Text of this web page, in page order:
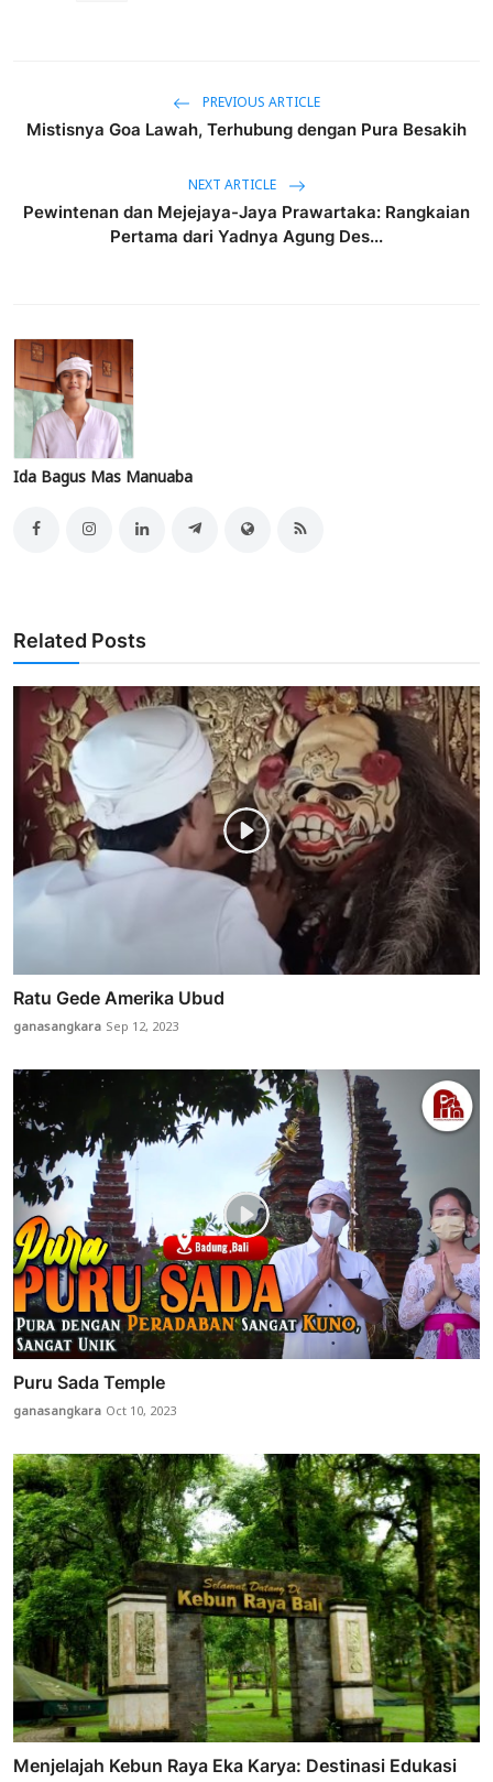
PREVIOUS ARTICLE
Mistisnya Goa Lawah, Terhubung dengan Pura Besakih
NEXT ARTICLE
Pewintenan dan Mejejaya-Jaya Prawartaka: Rangkaian
Pertama dari Yadnya Agung Des...
Ida Bagus Mas Manuaba
Related Posts
Ratu Gede Amerika Ubud
ganasangkara Sep 12, 2023
Puru Sada Temple
ganasangkara Oct 10, 2023
Menjelajah Kebun Raya Eka Karya: Destinasi Edukasi